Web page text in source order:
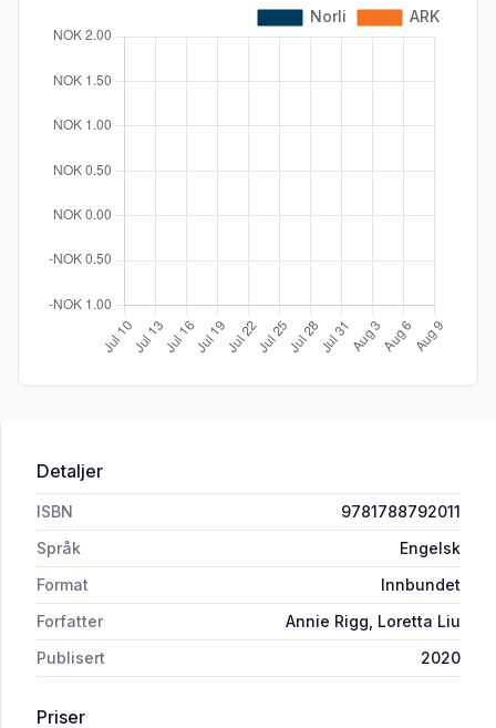
Detaljer
ISBN
9781788792011
Språk
Engelsk
Format
Innbundet
Forfatter
Annie Rigg, Loretta Liu
Publisert
2020
Priser